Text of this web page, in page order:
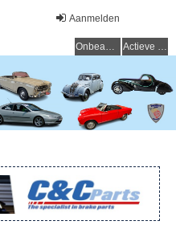
Aanmelden
Onbeantwoorde onderwerpen Actieve onderwerpen